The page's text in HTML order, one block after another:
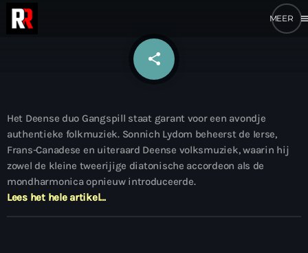
share
email
Het Deense duo Gangspill staat garant voor een avondje
authentieke folkmuziek. Sonnich Lydom beheerst de Ierse,
Frans-Canadese en uiteraard Deense volksmuziek, waarin hij
zowel de kleine tweerijige diatonische accordeon als de
mondharmonica opnieuw introduceerde.
Lees het hele artikel…